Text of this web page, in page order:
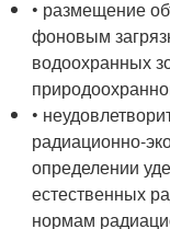
• размещение
фоновым
водоохранных
•
радиационно-
определении
естественных
нормам